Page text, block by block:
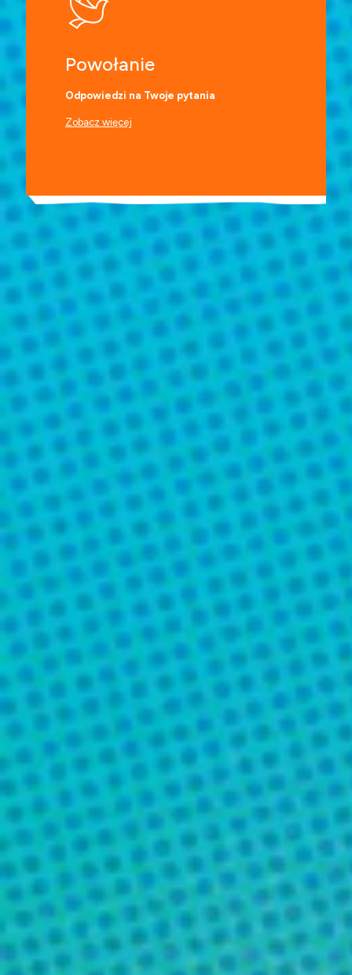
Powołanie
Odpowiedzi na Twoje pytania
Zobacz więcej